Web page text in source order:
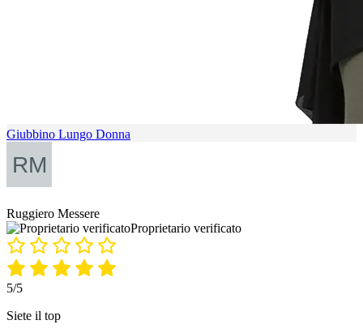
Giubbino Lungo Donna
Ruggiero Messere
Proprietario verificato
5/5
Siete il top